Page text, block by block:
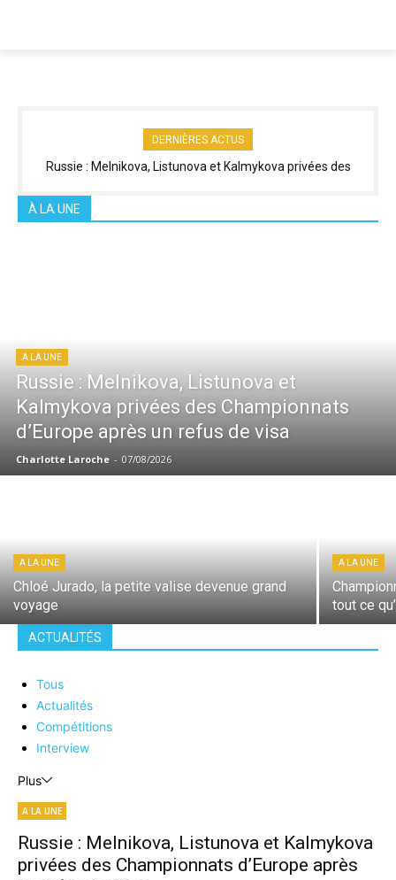
DERNIÈRES ACTUS
Russie : Melnikova, Listunova et Kalmykova privées des
À LA UNE
A LA UNE
Russie : Melnikova, Listunova et
Kalmykova privées des Championnats
d’Europe après un refus de visa
Charlotte Laroche - 07/08/2026
A LA UNE
Chloé Jurado, la petite valise devenue grand
voyage
A LA UNE
tout ce
ACTUALITÉS
Tous
Actualités
Compétitions
Interview
Plus
A LA UNE
Russie : Melnikova, Listunova et Kalmykova
privées des Championnats d’Europe après